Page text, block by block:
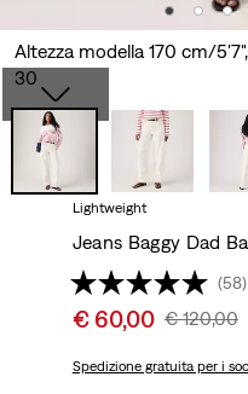
Altezza modella 170 cm/
30
Lightweight
Jeans Baggy Dad
(58)
Sale
is
€ 60,00 Original
Was
€ 120,00
Spedizione gratuitaper i